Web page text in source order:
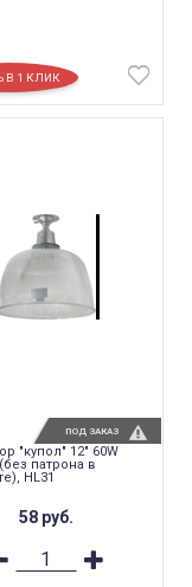
"купол" 12" 60W
патрона в
HL31
58 руб.
ПОД ЗАКАЗ